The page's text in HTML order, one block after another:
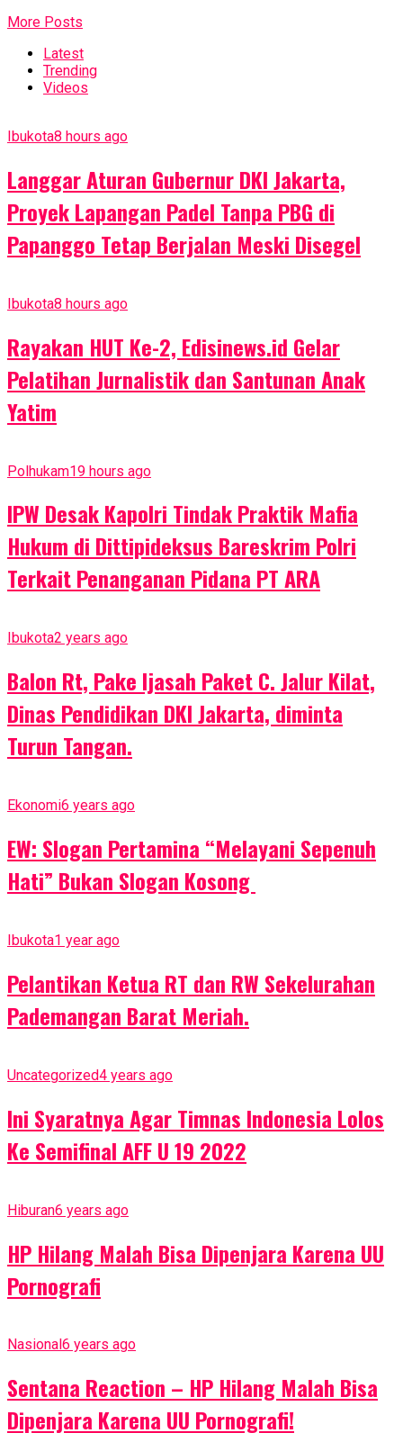
More Posts
Latest
Trending
Videos
Ibukota8 hours ago
Langgar Aturan Gubernur DKI Jakarta,
Proyek Lapangan Padel Tanpa PBG di
Papanggo Tetap Berjalan Meski Disegel
Ibukota8 hours ago
Rayakan HUT Ke-2, Edisinews.id Gelar
Pelatihan Jurnalistik dan Santunan Anak
Yatim
Polhukam19 hours ago
IPW Desak Kapolri Tindak Praktik Mafia
Hukum di Dittipideksus Bareskrim Polri
Terkait Penanganan Pidana PT ARA
Ibukota2 years ago
Balon Rt, Pake Ijasah Paket C. Jalur Kilat,
Dinas Pendidikan DKI Jakarta, diminta
Turun Tangan.
Ekonomi6 years ago
EW: Slogan Pertamina “Melayani Sepenuh
Hati” Bukan Slogan Kosong
Ibukota1 year ago
Pelantikan Ketua RT dan RW Sekelurahan
Pademangan Barat Meriah.
Uncategorized4 years ago
Ini Syaratnya Agar Timnas Indonesia Lolos
Ke Semifinal AFF U 19 2022
Hiburan6 years ago
HP Hilang Malah Bisa Dipenjara Karena UU
Pornografi
Nasional 6 years ago
Sentana Reaction – HP Hilang Malah Bisa
Dipenjara Karena UU Pornografi!